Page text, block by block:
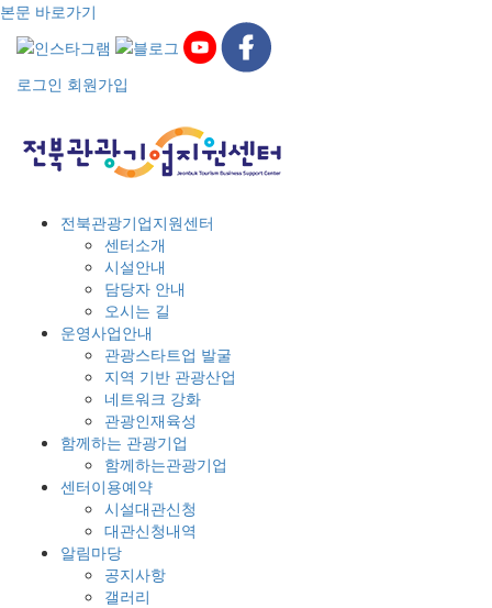
본문 바로가기
로그인 회원가입
전북관광기업지원센터
센터소개
시설안내
담당자 안내
오시는 길
운영사업안내
관광스타트업 발굴
지역 기반 관광산업
네트워크 강화
관광인재육성
함께하는 관광기업
함께하는관광기업
센터이용예약
시설대관신청
대관신청내역
알림마당
공지사항
갤러리